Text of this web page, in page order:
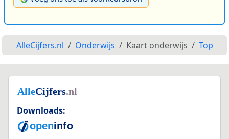
AlleCijfers.nl Onderwijs Kaart onderwijs Top
Downloads: